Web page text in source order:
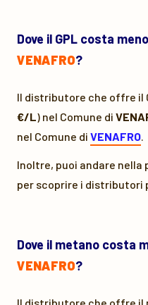
Dove il GPL costa
VENAFRO?
Il distributore che offre il
€/L) nel Comune di
nel Comune di VENAFRO.
Inoltre, puoi andare nella
per scoprire i distributori
Dove il metano costa
VENAFRO?